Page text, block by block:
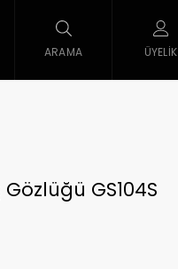
ARAMA ÜYELIK
GS104S